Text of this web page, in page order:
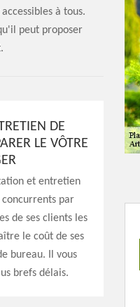
à tous.
peut proposer
DE
LE VÔTRE
et entretien
par
de ses clients les
le coût de ses
bureau. Il vous
brefs délais.